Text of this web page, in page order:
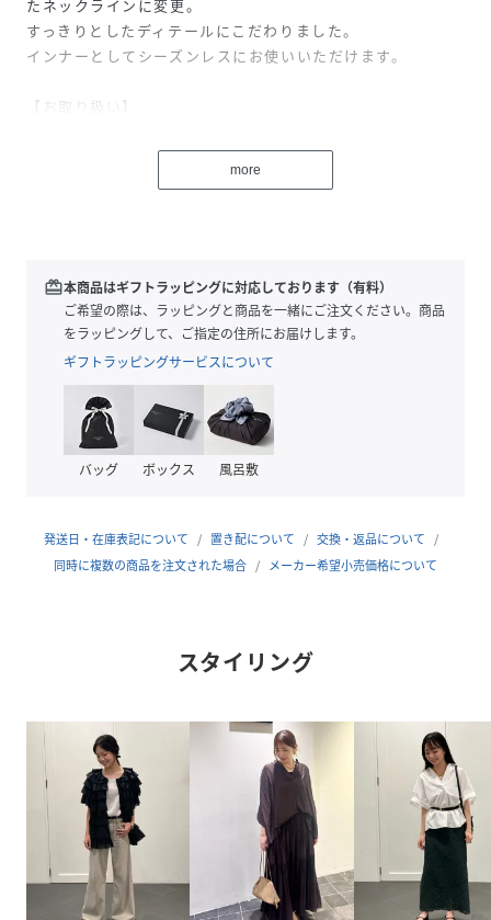
たネックラインに変更。
すっきりとしたディテールにこだわりました。
インナーとしてシーズンレスにお使いいただけます。
【お取り扱い】
レディース
素材 トリアセテート86％、ポリエステル14％
サイズ F
クリーニング 手洗い可
NA0009_B1000AFB002
B1000AFB002-01-F NA0009
more
redeem本商品はギフトラッピングに対応しております（有料）
ご希望の際は、ラッピングと商品を一緒にご注文ください。商品
をラッピングして、ご指定の住所にお届けします。
ギフトラッピングサービスについて
バッグ ボックス 風呂敷
発送日・在庫表記について 置き配について
交換・返品について
同時に複数の商品を注文された場合
メーカー希望小売価格について
スタイリング